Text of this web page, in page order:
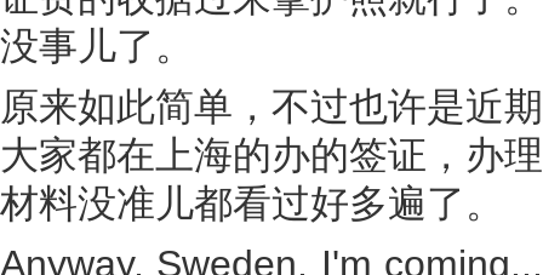
没事儿了。
原来如此简单，不过也许是近
大家都在上海的办的签证，办
材料没准儿都看过好多遍了。
Anyway, Sweden, I'm